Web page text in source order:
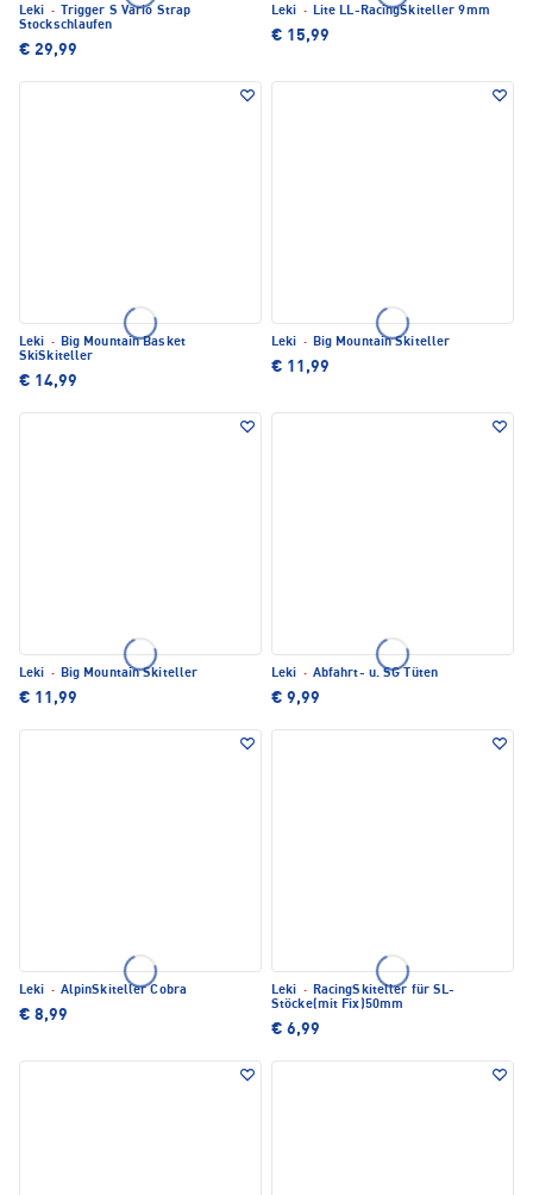
Leki ·
Trigger S Vario Strap
Stockschlaufen
€ 29,99
Leki · Lite LL-RacingSkiteller 9mm
€ 15,99
Leki · Big Mountain Basket
SkiSkiteller
€ 14,99
Leki · Big Mountain Skiteller
€ 11,99
Leki · Big Mountain Skiteller
€ 11,99
Leki · Abfahrt- u. SG Tüten
€ 9,99
Leki · AlpinSkiteller Cobra
€ 8,99
Leki · RacingSkiteller für SL-
Stöcke(mit Fix)50mm
€ 6,99